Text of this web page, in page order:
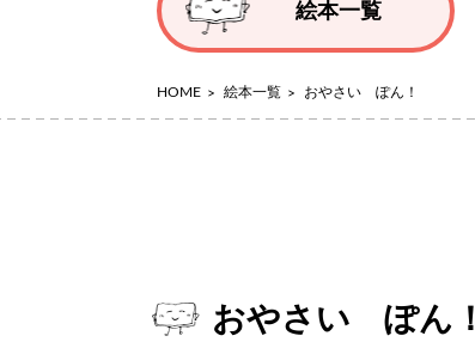
絵本一覧
HOME 絵本一覧 おやさい ぽん！
おやさい ぽん！